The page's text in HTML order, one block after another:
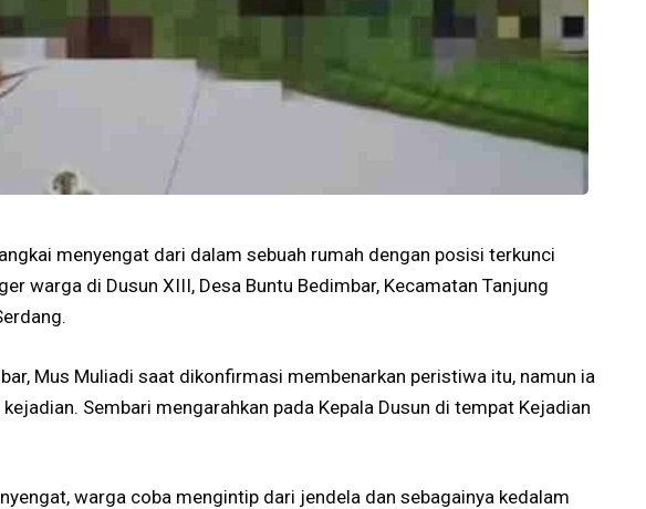
menyengat dari dalam sebuah rumah dengan posisi terkunci
warga di Dusun XIII, Desa Buntu Bedimbar, Kecamatan Tanjung
Mus Muliadi saat dikonfirmasi membenarkan peristiwa itu, namun ia
Sembari mengarahkan pada Kepala Dusun di tempat Kejadian
warga coba mengintip dari jendela dan sebagainya kedalam